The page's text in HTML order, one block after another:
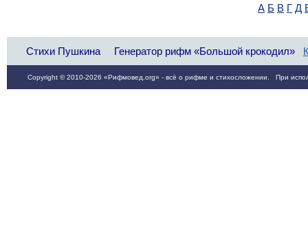
А Б В Г Д
Стихи Пушкина Генератор рифм «Большой крокодил»
Copyright © 2010-2026 «Рифмовед.org» - всё о рифме и стихосложении. При